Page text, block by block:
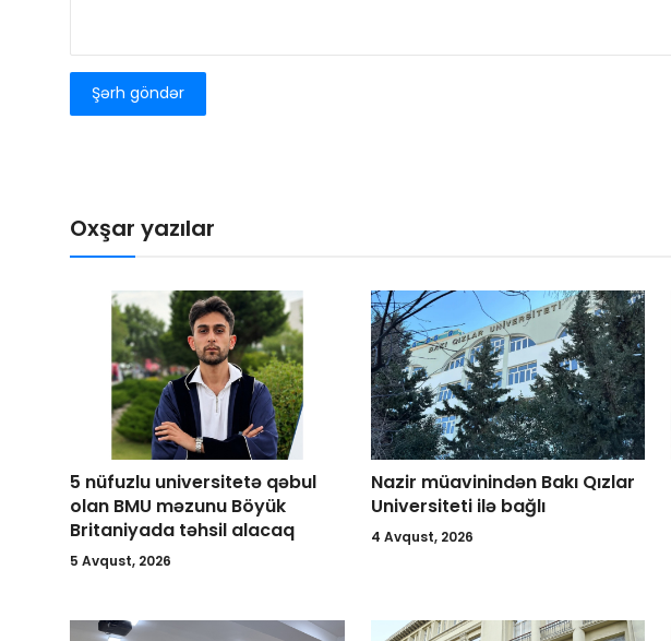
Şərh göndər
Oxşar yazılar
5 nüfuzlu universitetə qəbul
olan BMU məzunu Böyük
Britaniyada təhsil alacaq
5 Avqust, 2026
Nazir müavinindən Bakı Qızlar
Universiteti ilə bağlı
4 Avqust, 2026